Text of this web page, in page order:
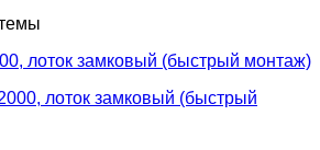
лоток замковый (быстрый монтаж)